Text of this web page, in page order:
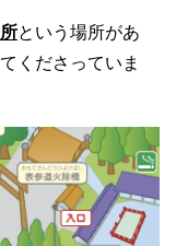
という場所があ
くださっていま